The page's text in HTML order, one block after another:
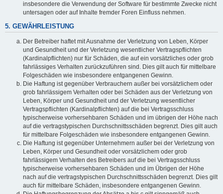
insbesondere die Verwendung der Software für bestimmte Zwecke nicht
untersagen oder auf Inhalte fremder Foren Einfluss nehmen.
5. GEWÄHRLEISTUNG
Der Betreiber haftet mit Ausnahme der Verletzung von Leben, Körper
und Gesundheit und der Verletzung wesentlicher Vertragspflichten
(Kardinalpflichten) nur für Schäden, die auf ein vorsätzliches oder grob
fahrlässiges Verhalten zurückzuführen sind. Dies gilt auch für mittelbare
Folgeschäden wie insbesondere entgangenen Gewinn.
Die Haftung ist gegenüber Verbrauchern außer bei vorsätzlichem oder
grob fahrlässigem Verhalten oder bei Schäden aus der Verletzung von
Leben, Körper und Gesundheit und der Verletzung wesentlicher
Vertragspflichten (Kardinalpflichten) auf die bei Vertragsschluss
typischerweise vorhersehbaren Schäden und im übrigen der Höhe nach
auf die vertragstypischen Durchschnittsschäden begrenzt. Dies gilt auch
für mittelbare Folgeschäden wie insbesondere entgangenen Gewinn.
Die Haftung ist gegenüber Unternehmern außer bei der Verletzung von
Leben, Körper und Gesundheit oder vorsätzlichem oder grob
fahrlässigem Verhalten des Betreibers auf die bei Vertragsschluss
typischerweise vorhersehbaren Schäden und im Übrigen der Höhe
nach auf die vertragstypischen Durchschnittsschäden begrenzt. Dies gilt
auch für mittelbare Schäden, insbesondere entgangenen Gewinn.